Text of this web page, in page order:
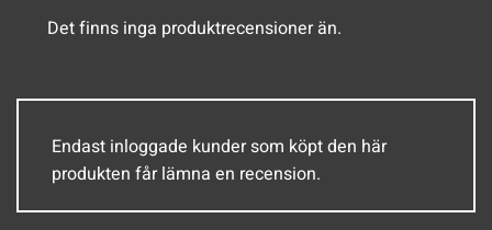
Det finns inga produktrecensioner än.
Endast inloggade kunder som köpt den här
produkten får lämna en recension.